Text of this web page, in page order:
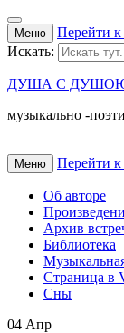
Меню
Перейти
Искать:
ДУША С
музыкально -
Меню Перейти
Об авторе
Архив
Библиотека
Страница в
Сны
04 Апр